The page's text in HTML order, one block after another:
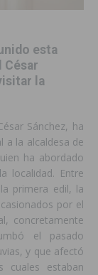
esta
César
la
Sánchez, ha
a la alcaldesa de
ha abordado
localidad. Entre
primera edil, la
por el
concretamente
el pasado
y que afectó
estaban